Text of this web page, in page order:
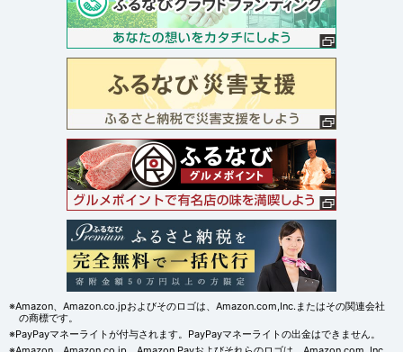
※Amazon、Amazon.co.jpおよびそのロゴは、Amazon.com,Inc.またはその関連会社
の商標です。
※PayPayマネーライトが付与されます。PayPayマネーライトの出金はできません。